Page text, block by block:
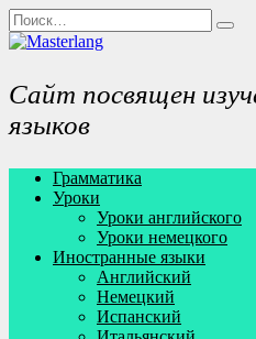
Перейти
к
содержанию
Search
for:
Сайт посвящен
языков
Грамматика
Уроки
Уроки английского
Уроки немецкого
Иностранные языки
Английский
Немецкий
Испанский